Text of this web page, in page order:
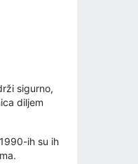
sigurno,
diljem
ih su ih